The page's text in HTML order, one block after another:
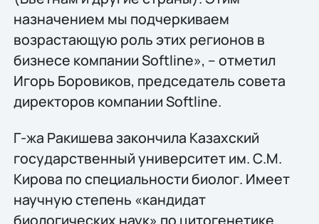
назначением мы подчеркиваем
возрастающую роль этих регионов в
бизнесе компании Softline», – отметил
Игорь Боровиков, председатель совета
директоров компании Softline.
Г-жа Ракишева закончила Казахский
государственный университет им. С.М.
Кирова по специальности биолог. Имеет
научную степень «кандидат